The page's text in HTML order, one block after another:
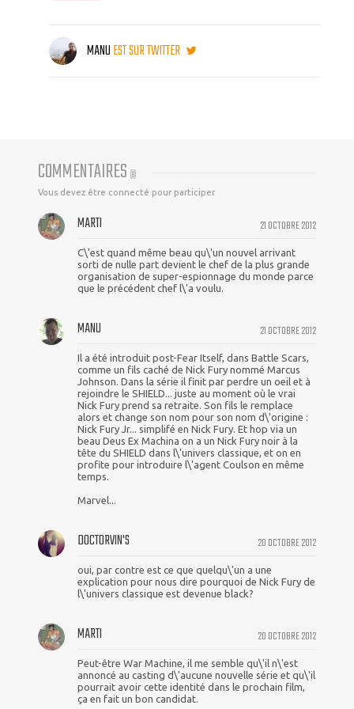
MANUEST SUR TWITTER
COMMENTAIRES (8)
Vous devez être connecté pour participer
21 OCTOBRE 2012
MARTI
C\'est quand même beau qu\'un nouvel arrivant
sorti de nulle part devient le chef de la plus grande
organisation de super-espionnage du monde parce
que le précédent chef l\'a voulu.
21 OCTOBRE 2012
MANU
Il a été introduit post-Fear Itself, dans Battle Scars,
comme un fils caché de Nick Fury nommé Marcus
Johnson. Dans la série il finit par perdre un oeil et à
rejoindre le SHIELD... juste au moment où le vrai
Nick Fury prend sa retraite. Son fils le remplace
alors et change son nom pour son nom d\'origine :
Nick Fury Jr... simplifé en Nick Fury. Et hop via un
beau Deus Ex Machina on a un Nick Fury noir à la
tête du SHIELD dans l\'univers classique, et on en
profite pour introduire l\'agent Coulson en même
temps.
Marvel...
20 OCTOBRE 2012
DOCTORVIN'S
oui, par contre est ce que quelqu\'un a une
explication pour nous dire pourquoi de Nick Fury de
l\'univers classique est devenue black?
20 OCTOBRE 2012
MARTI
Peut-être War Machine, il me semble qu\'il n\'est
annoncé au casting d\'aucune nouvelle série et qu\'il
pourrait avoir cette identité dans le prochain film,
ça en fait un bon candidat.